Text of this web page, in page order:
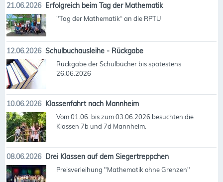
21.06.2026 Erfolgreich beim Tag der Mathematik
"Tag der Mathematik“ an die RPTU
12.06.2026 Schulbuchausleihe - Rückgabe
Rückgabe der Schulbücher bis spätestens
26.06.2026
10.06.2026 Klassenfahrt nach Mannheim
Vom 01.06. bis zum 03.06.2026 besuchten die
Klassen 7b und 7d Mannheim.
08.06.2026 Drei Klassen auf dem Siegertreppchen
Preisverleihung "Mathematik ohne Grenzen"